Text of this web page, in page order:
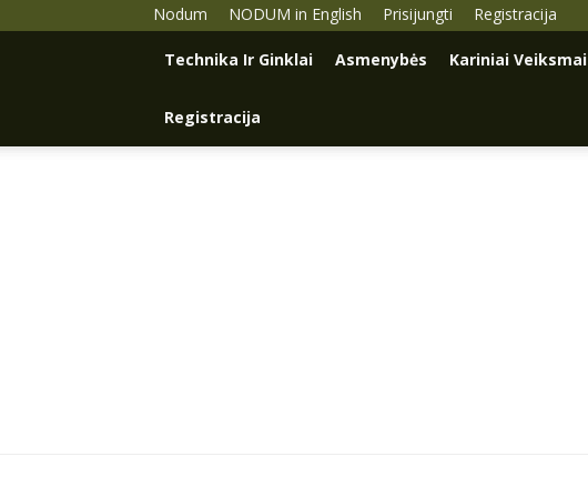
Nodum NODUM in English Prisijungti Registracija
Technika Ir Ginklai Asmenybės Kariniai Veiksmai
Registracija